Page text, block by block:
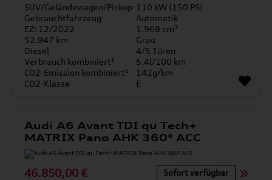
SUV/Geländewagen/Pickup 110 kW (150 PS)
Gebrauchtfahrzeug
Automatik
EZ: 12/2022
1.968 cm³
52.947 km
Grau
Diesel
4/5 Türen
Verbrauch kombiniert¹
5.4l/100 km
CO2-Emission kombiniert¹
142g/km
CO2-Klasse
E
Audi A6 Avant TDI qu Tech+
MATRIX Pano AHK 360° ACC
46.850,00 € Sofort verfügbar